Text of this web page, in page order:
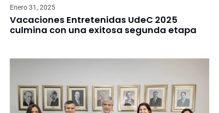
Enero 31, 2025
Vacaciones Entretenidas UdeC 2025
culmina con una exitosa segunda etapa